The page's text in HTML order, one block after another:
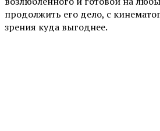
продолжить его дело, с
зрения куда выгоднее.